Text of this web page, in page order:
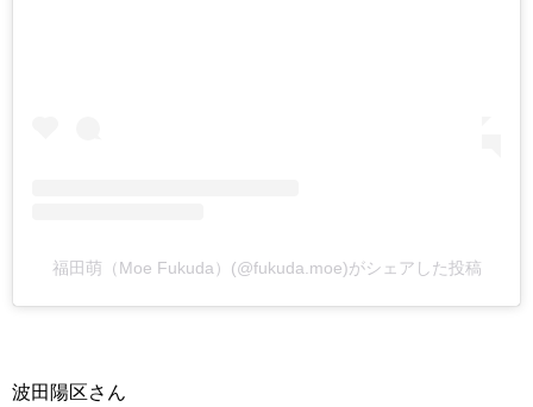
福田萌（Moe Fukuda）(@fukuda.moe)がシェアした投稿
波田陽区さん